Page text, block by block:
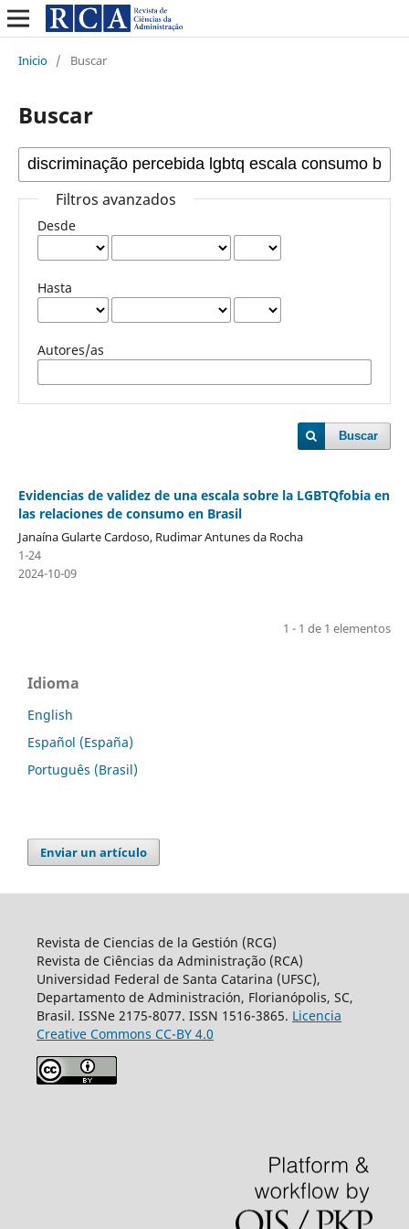
Inicio / Buscar
Buscar
Filtros avanzados
Desde
Hasta
Autores/as
Buscar
Evidencias de validez de una escala sobre la LGBTQfobia en
las relaciones de consumo en Brasil
Janaína Gularte Cardoso, Rudimar Antunes da Rocha
1-24
2024-10-09
1 - 1 de 1 elementos
Idioma
English
Español (España)
Português (Brasil)
Enviar un artículo
Revista de Ciencias de la Gestión (RCG)
Revista de Ciências da Administração (RCA)
Universidad Federal de Santa Catarina (UFSC),
Departamento de Administración, Florianópolis, SC,
Brasil. ISSNe 2175-8077. ISSN 1516-3865. Licencia
Creative Commons CC-BY 4.0